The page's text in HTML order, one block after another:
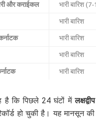
और कराईकल भारी बारिश
भारी बारिश
भारी बारिश
भारी बारिश
भारी बारिश
है कि पिछले 24 घंटों में
हो चुकी है। यह मानसून